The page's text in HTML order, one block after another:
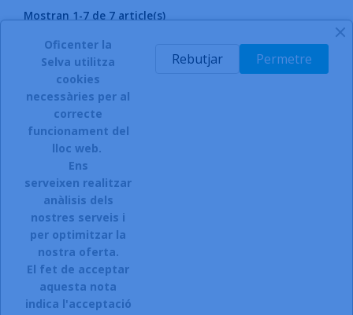
Mostran 1-7 de 7 article(s)
Torna a l'inici
INSCRIURE'S AL BUTLLETÍ
Accepto el termes, condicions de servei i la política de
privacitat d'aquest lloc web.
Oficenter la
Selva utilitza
cookies
necessàries per al
correcte
funcionament del
lloc web.
Ens
serveixen realitzar
anàlisis dels
nostres serveis i
per optimitzar la
nostra oferta.
El fet de acceptar
aquesta nota
indica l'acceptació
Permetre
Rebutjar